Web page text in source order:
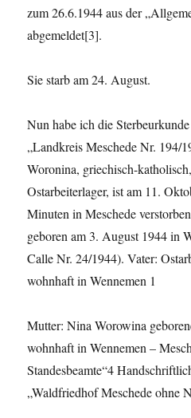
zum 26.6.1944 aus der
abgemeldet[3].
Sie starb am 24. August.
Nun habe ich die
„Landkreis Meschede Nr. 194/
Woronina, griechisch-
Ostarbeiterlager, ist am 11.
Minuten in Meschede
geboren am 3. August 1944 in
Calle Nr. 24/1944). Vater:
wohnhaft in Wennemen 1
Mutter: Nina Worowina
wohnhaft in Wennemen –
Standesbeamte“4
„Waldfriedhof Meschede ohne